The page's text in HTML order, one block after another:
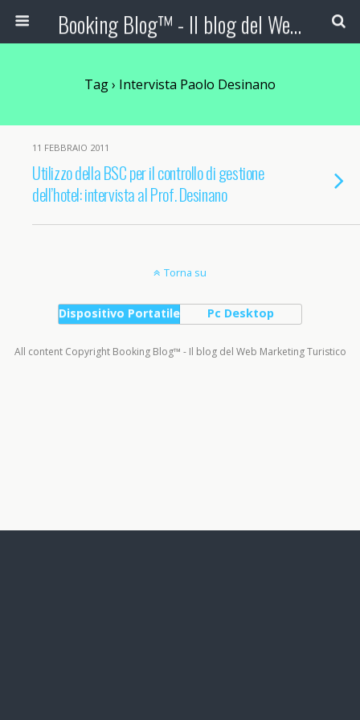
Booking Blog™ - Il blog del Web Marketing Turistico
Tag › Intervista Paolo Desinano
11 FEBBRAIO 2011
Utilizzo della BSC per il controllo di gestione
dell’hotel: intervista al Prof. Desinano
Torna su
Dispositivo Portatile Pc Desktop
All content Copyright Booking Blog™ - Il blog del Web Marketing Turistico